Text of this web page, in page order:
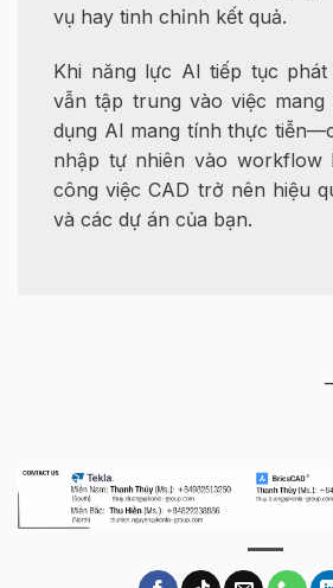
vụ hay tinh chỉnh kết quả.
Khi năng lực AI tiếp tục phát
vẫn tập trung vào việc
dụng AI mang tính thực
nhập tự nhiên vào workflow
công việc CAD trở nên hiệu
và các dự án của bạn.